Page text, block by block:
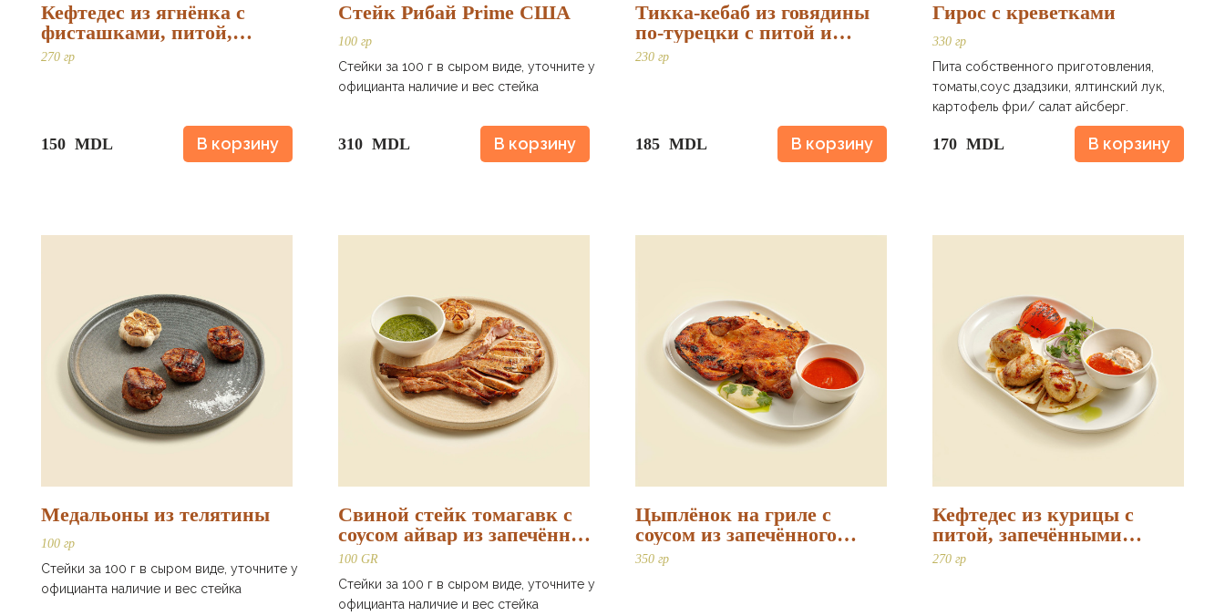
Кефтедес из ягнёнка с
фисташками, питой,
запечёнными томатами и
270 гр
150 MDL В корзину
Стейк Рибай Prime США
100 гр
Стейки за 100 г в сыром виде, уточните у
официанта наличие и вес стейка
310 MDL В корзину
Тикка-кебаб из говядины
по-турецки с питой и
пряным дзадзики
230 гр
185 MDL В корзину
Гирос с креветками
330 гр
Пита собственного приготовления,
томаты,соус дзадзики, ялтинский лук,
картофель фри/ салат айсберг.
170 MDL В корзину
Медальоны из телятины
100 гр
Стейки за 100 г в сыром виде, уточните у
официанта наличие и вес стейка
Свиной стейк томагавк с
соусом айвар из запечённых
перцев
100 GR
Стейки за 100 г в сыром виде, уточните у
официанта наличие и вес стейка
Цыплёнок на гриле с
соусом из запечённого
чеснока и тахини
350 гр
Кефтедес из курицы с
питой, запечёнными
томатами и дзадзики
270 гр